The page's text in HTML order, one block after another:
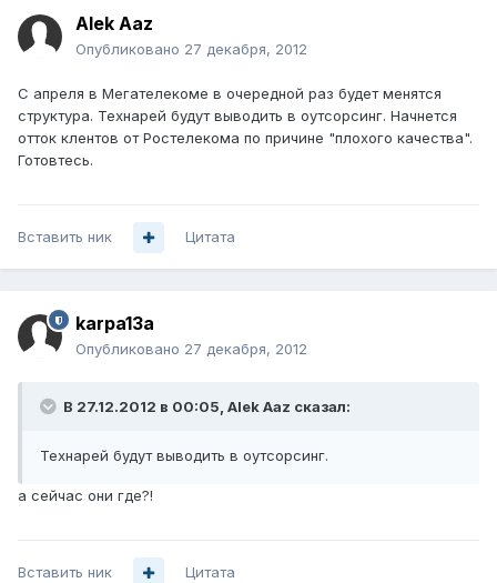
Alek Aaz
Опубликовано 27 декабря, 2012
С апреля в Мегателекоме в очередной раз будет менятся
структура. Технарей будут выводить в оутсорсинг. Начнется
отток клентов от Ростелекома по причине "плохого качества".
Готовтесь.
Вставить ник Цитата
karpa13a
Опубликовано 27 декабря, 2012
В 27.12.2012 в 00:05, Alek Aaz сказал:
Технарей будут выводить в оутсорсинг.
а сейчас они где?!
Вставить ник Цитата